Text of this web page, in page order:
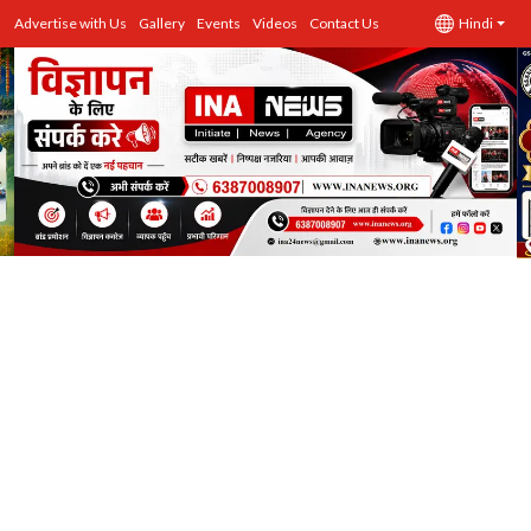
Advertise with Us Gallery Events Videos Contact Us Hindi
उत्तर प्रदेश
Advertise with Us
Events
राज्य